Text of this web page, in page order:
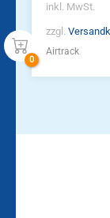
inkl. MwSt.
zzgl.
Airtrack